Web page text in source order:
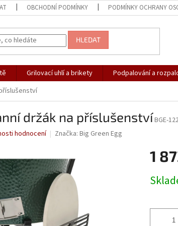
OBCHODNÍ PODMÍNKY PODMÍNKY OCHRANY
HLEDAT
Grilovací uhlí a brikety Podpalování a
držák na příslušenstvíBGE-
hodnocení Značka: Big Green Egg
1
cena: